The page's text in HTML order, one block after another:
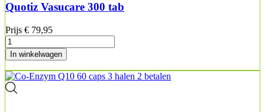
Quotiz Vasucare 300 tab
Prijs € 79,95
In winkelwagen